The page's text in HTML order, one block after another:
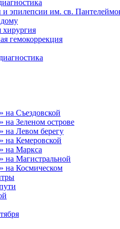
и эпилепсии им. св.
хирургия
гемокоррекция
Съездовской
Зеленом острове
Левом берегу
Кемеровской
Маркса
Магистральной
Космическом